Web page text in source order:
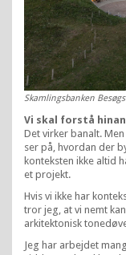
Skamlingsbanken
Vi skal forstå
Det virker banalt.
ser på, hvordan der
konteksten ikke altid
et projekt.
Hvis vi ikke har
tror jeg, at vi nemt
arkitektonisk
Jeg har arbejdet